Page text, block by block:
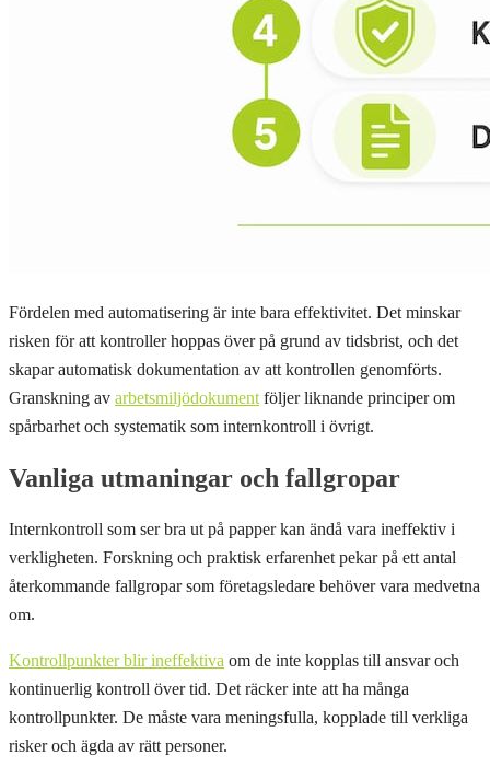
Fördelen med automatisering är inte bara effektivitet. Det minskar
risken för att kontroller hoppas över på grund av tidsbrist, och det
skapar automatisk dokumentation av att kontrollen genomförts.
Granskning av arbetsmiljödokument följer liknande principer om
spårbarhet och systematik som internkontroll i övrigt.
Vanliga utmaningar och fallgropar
Internkontroll som ser bra ut på papper kan ändå vara ineffektiv i
verkligheten. Forskning och praktisk erfarenhet pekar på ett antal
återkommande fallgropar som företagsledare behöver vara medvetna
om.
Kontrollpunkter blir ineffektiva om de inte kopplas till ansvar och
kontinuerlig kontroll över tid. Det räcker inte att ha många
kontrollpunkter. De måste vara meningsfulla, kopplade till verkliga
risker och ägda av rätt personer.